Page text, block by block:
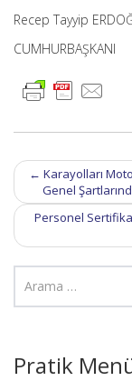
Recep Tayyip
CUMHURBAŞKANI
Post
navigation
← Karayolları
Genel
Personel
Pratik